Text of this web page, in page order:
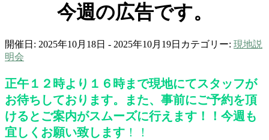
今週の広告です。
開催日: 2025年10月18日 - 2025年10月19日 カテゴリー: 現地説
明会
正午１２時より１６時まで現地にてスタッフが
お待ちしております。また、事前にご予約を頂
けるとご案内がスムーズに行えます！！今週も
宜しくお願い致します ！！